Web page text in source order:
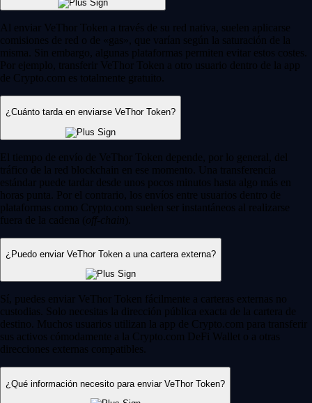
Al enviar VeThor Token a través de su red nativa, suelen aplicarse
comisiones de red o de «gas», que varían según la saturación de la
misma. Sin embargo, algunas plataformas permiten evitar estos costes.
Por ejemplo, transferir VeThor Token a otro usuario dentro de la app
de Crypto.com es totalmente gratuito.
¿Cuánto tarda en enviarse VeThor Token?
El tiempo de envío de VeThor Token depende, por lo general, del
tráfico de la red blockchain en ese momento. Una transferencia
estándar puede tardar desde unos pocos minutos hasta algo más en
horas punta. Por el contrario, los envíos entre usuarios dentro de
plataformas como Crypto.com suelen ser instantáneos al realizarse
fuera de la cadena (off-chain ).
¿Puedo enviar VeThor Token a una cartera externa?
Sí, puedes enviar VeThor Token fácilmente a carteras externas no
custodias. Solo necesitas la dirección pública exacta de la cartera de
destino. Muchos usuarios utilizan la app de Crypto.com para transferir
sus activos cómodamente a la Crypto.com DeFi Wallet o a otras
direcciones externas compatibles.
¿Qué información necesito para enviar VeThor Token?